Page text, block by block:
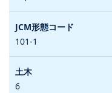
101-1
6